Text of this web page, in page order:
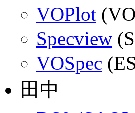
VOPlot
Specview
VOSpec
田中